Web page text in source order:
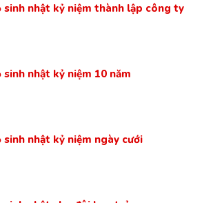
sinh nhật kỷ niệm thành lập công ty
sinh nhật kỷ niệm 10 năm
sinh nhật kỷ niệm ngày cưới